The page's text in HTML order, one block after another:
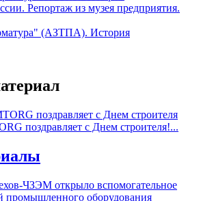
(АЗТПА). История
поздравляет с Днем строителя!...